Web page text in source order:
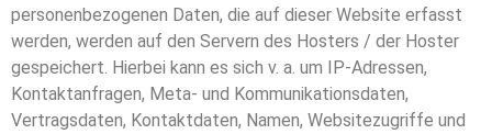
personenbezogenen Daten, die auf dieser Website erfasst
werden, werden auf den Servern des Hosters / der Hoster
gespeichert. Hierbei kann es sich v. a. um IP-Adressen,
Kontaktanfragen, Meta- und Kommunikationsdaten,
Vertragsdaten, Kontaktdaten, Namen, Websitezugriffe und